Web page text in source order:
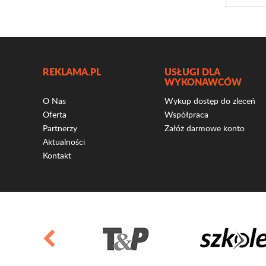
REKLAMA.PL
O Nas
Oferta
Partnerzy
Aktualności
Kontakt
USŁUGI DLA
WYKONAWCÓW
Wykup dostęp do zleceń
Współpraca
Załóż darmowe konto